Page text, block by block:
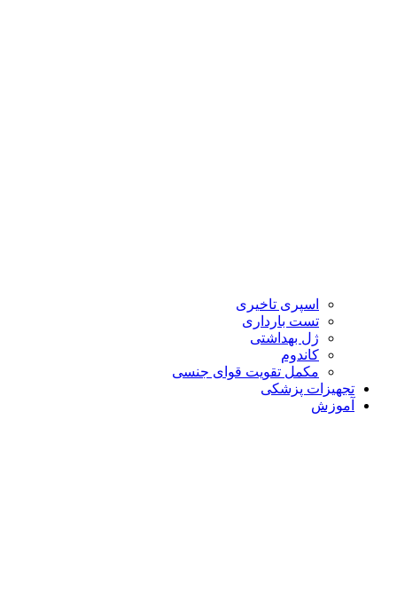
اسپری تاخیری
تست بارداری
ژل بهداشتی
کاندوم
مکمل تقویت قوای جنسی
تجهیزات پزشکی
آموزش